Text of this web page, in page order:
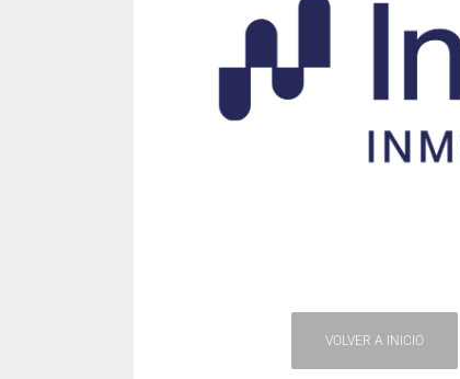
VOLVER A INICIO